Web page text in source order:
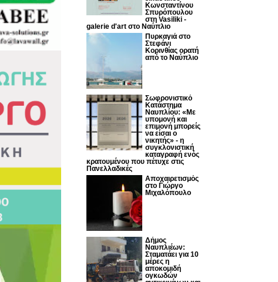
Κωνσταντίνου
Σπυρόπουλου
στη Vasiliki -
galerie d'art στο Ναύπλιο
Πυρκαγιά στο
Στεφάνι
Κορινθίας ορατή
από το Ναύπλιο
Σωφρονιστικό
Κατάστημα
Ναυπλίου: «Με
υπομονή και
επιμονή μπορείς
να είσαι ο
νικητής» - η
συγκλονιστική
καταγραφή ενός
κρατουμένου που πέτυχε στις
Πανελλαδικές
Αποχαιρετισμός
στο Γιώργο
Μιχαλόπουλο
Δήμος
Ναυπλιέων:
Σταματάει για 10
μέρες η
αποκομιδή
ογκωδών